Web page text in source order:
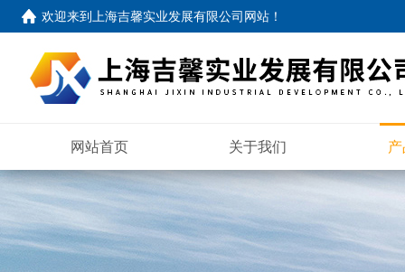
欢迎来到 上海吉馨实业发展有限公司网站 ！
网站首页 关于我们